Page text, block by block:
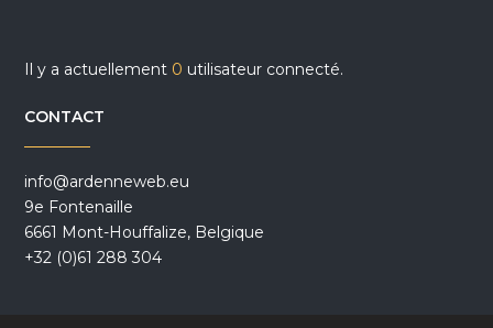
Il y a actuellement 0 utilisateur connecté.
CONTACT
info@ardenneweb.eu
9e Fontenaille
6661 Mont-Houffalize, Belgique
+32 (0)61 288 304